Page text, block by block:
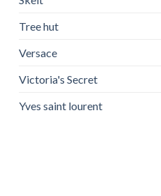
Tree hut
Versace
Victoria's Secret
Yves saint lourent